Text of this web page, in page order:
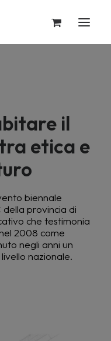
il
etica e
biennale
della provincia di
che testimonia
2008 come
negli anni un
nazionale.